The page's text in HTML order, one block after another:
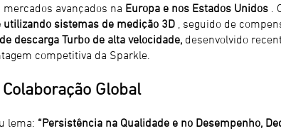
avançados na Europa e nos Estados Unidos .
sistemas de medição 3D , seguido de
descarga Turbo de alta velocidade, desenvolvido
competitiva da Sparkle.
Global
lema: “Persistência na Qualidade e no Desempenho,